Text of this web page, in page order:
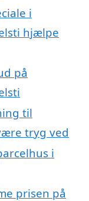
i
hjælpe
på
til
tryg ved
i
prisen på